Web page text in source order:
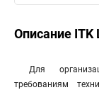
Описание ITK
Для
требованиям